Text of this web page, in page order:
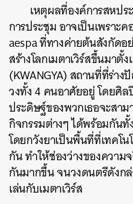
เหตุผลที่องค์การสหปร
การประชุม อาจเป็นเพราะ
aespa ที่ทางค่ายต้นสังกัดอ
สร้างโลกเมตาเวิร์สขึ้นมา
(KWANGYA) สถานที่ที่ร่า
วงทั้ง 4 คนอาศัยอยู่ โดยศิ
ประดิษฐ์ของพวกเธอจะสาม
กิจกรรมต่างๆ ได้พร้อมกัน
โดยกวังยาเป็นพื้นที่ที่เทคโ
กัน ทำให้ช่องว่างของความ
กันมากขึ้น จนวงดนตรีดังก
เล่นกับเมตาเวิร์ส